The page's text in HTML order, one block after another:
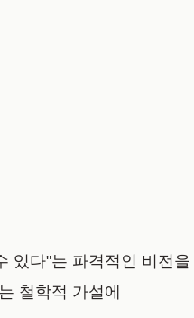
있다"는 파격적인 비전을
철학적 가설에